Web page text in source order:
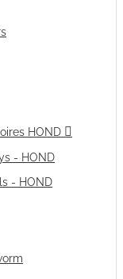
HOND
- HOND
- HOND